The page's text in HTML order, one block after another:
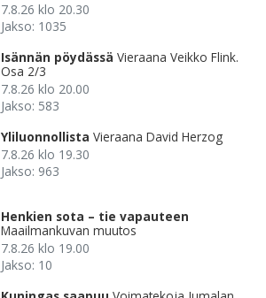
7.8.26 klo 20.30
Jakso: 1035
Isännän pöydässä Vieraana Veikko Flink.
Osa 2/3
7.8.26 klo 20.00
Jakso: 583
Yliluonnollista Vieraana David Herzog
7.8.26 klo 19.30
Jakso: 963
Henkien sota – tie vapauteen
Maailmankuvan muutos
7.8.26 klo 19.00
Jakso: 10